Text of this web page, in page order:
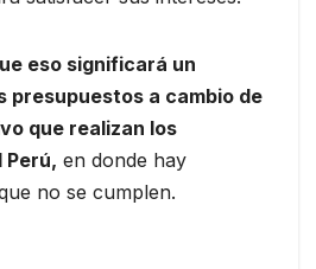
eso significará un
presupuestos a cambio de
que realizan los
Perú, en donde hay
no se cumplen.